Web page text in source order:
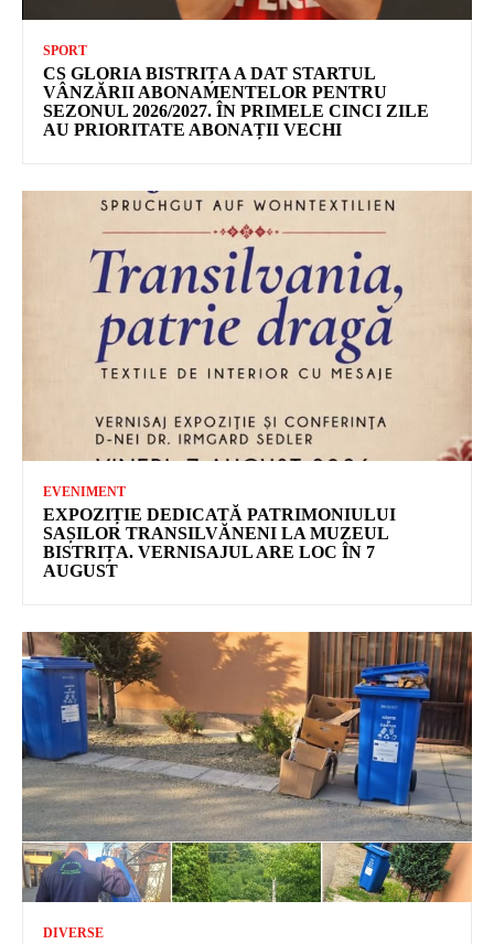
SPORT
CS GLORIA BISTRIȚA A DAT STARTUL
VÂNZĂRII ABONAMENTELOR PENTRU
SEZONUL 2026/2027. ÎN PRIMELE CINCI ZILE
AU PRIORITATE ABONAȚII VECHI
EVENIMENT
EXPOZIȚIE DEDICATĂ PATRIMONIULUI
SAȘILOR TRANSILVĂNENI LA MUZEUL
BISTRIȚA. VERNISAJUL ARE LOC ÎN 7
AUGUST
DIVERSE